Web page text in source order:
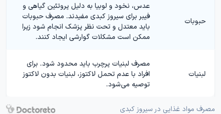
حبوبات
عدس، نخود و لوبیا به دلیل پروتئین گیاهی و
فیبر برای سیروز کبدی مفیدند. مصرف حبوبات
باید معتدل و تحت نظر پزشک انجام شود زیرا
ممکن است مشکلات گوارشی ایجاد کنند.
لبنیات
مصرف لبنیات پرچرب باید محدود شود. برای
افراد با عدم تحمل لاکتوز، لبنیات بدون لاکتوز
توصیه می‌شود.
مصرف مواد غذایی در سیروز کبدی